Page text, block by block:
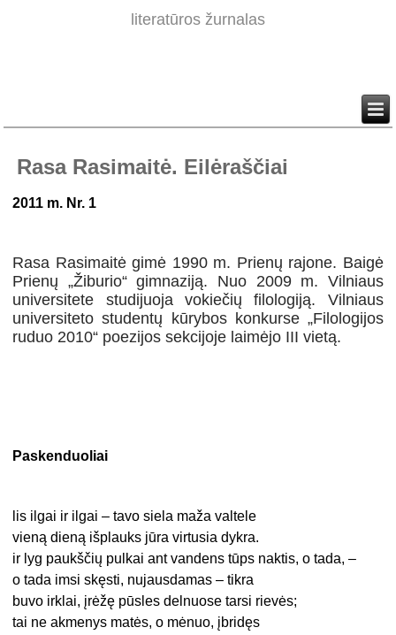
literatūros žurnalas
Rasa Rasimaitė. Eilėraščiai
2011 m. Nr. 1
Rasa Rasimaitė gimė 1990 m. Prienų rajone. Baigė
Prienų „Žiburio“ gimnaziją. Nuo 2009 m. Vilniaus
universitete studijuoja vokiečių filologiją. Vilniaus
universiteto studentų kūrybos konkurse „Filologijos
ruduo 2010“ poezijos sekcijoje laimėjo III vietą.
Paskenduoliai
lis ilgai ir ilgai – tavo siela maža valtele
vieną dieną išplauks jūra virtusia dykra.
ir lyg paukščių pulkai ant vandens tūps naktis, o tada, –
o tada imsi skęsti, nujausdamas – tikra
buvo irklai, įrėžę pūsles delnuose tarsi rievės;
tai ne akmenys matės, o mėnuo, įbridęs